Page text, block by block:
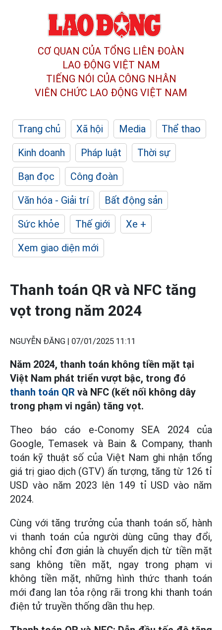
CƠ QUAN CỦA TỔNG LIÊN ĐOÀN
LAO ĐỘNG VIỆT NAM
TIẾNG NÓI CỦA CÔNG NHÂN
VIÊN CHỨC LAO ĐỘNG VIỆT NAM
Trang chủ Xã hội Media
Thể thao
Kinh doanh
Pháp luật
Thời sự
Bạn đọc
Công đoàn
Văn hóa - Giải trí
Bất động sản
Sức khỏe
Thế giới
Xe +
Xem giao diện mới
Thanh toán QR và NFC tăng
vọt trong năm 2024
NGUYỄN ĐĂNG | 07/01/2025 11:11
Năm 2024, thanh toán không tiền mặt tại
Việt Nam phát triển vượt bậc, trong đó
thanh toán QR và NFC (kết nối không dây
trong phạm vi ngắn) tăng vọt.
Theo báo cáo e-Conomy SEA 2024 của
Google, Temasek và Bain & Company, thanh
toán kỹ thuật số của Việt Nam ghi nhận tổng
giá trị giao dịch (GTV) ấn tượng, tăng từ 126 tỉ
USD vào năm 2023 lên 149 tỉ USD vào năm
2024.
Cùng với tăng trưởng của thanh toán số, hành
vi thanh toán của người dùng cũng thay đổi,
không chỉ đơn giản là chuyển dịch từ tiền mặt
sang không tiền mặt, ngay trong phạm vi
không tiền mặt, những hình thức thanh toán
mới đang lan tỏa rộng rãi trong khi thanh toán
điện tử truyền thống dần thu hẹp.